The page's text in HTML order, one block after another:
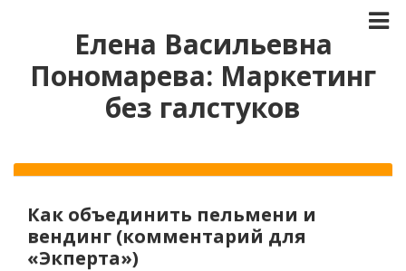
Елена Васильевна
Пономарева: Маркетинг
без галстуков
Как объединить пельмени и
вендинг (комментарий для
«Экперта»)